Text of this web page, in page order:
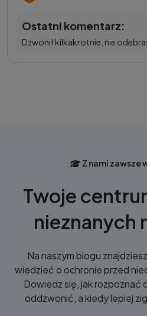
Ostatni komentarz:
Dzwonił kilkakrotnie, nie
Z nami zawsze
Twoje
nieznanych
Na naszym blogu
wiedzieć o ochronie przed
Dowiedz się, jak rozpoznać
oddzwonić, a kiedy lepiej